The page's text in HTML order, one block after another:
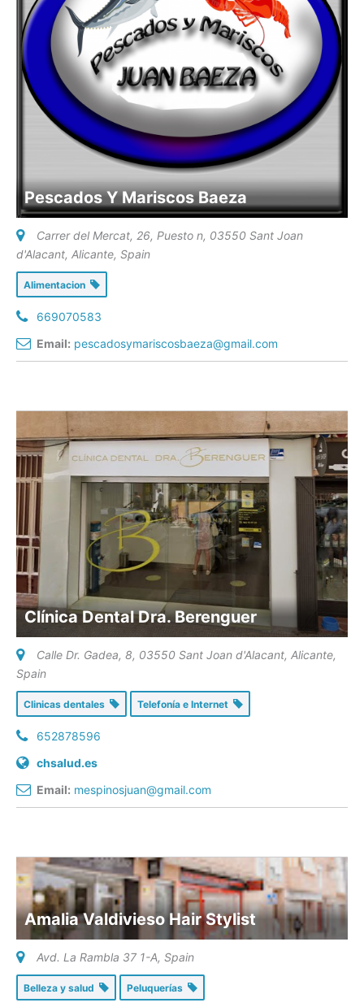
Pescados Y Mariscos Baeza
Carrer del Mercat, 26, Puesto n, 03550 Sant Joan
d'Alacant, Alicante, Spain
Alimentacion
669070583
Email: pescadosymariscosbaeza@gmail.com
Clínica Dental Dra. Berenguer
Calle Dr. Gadea, 8, 03550 Sant Joan d'Alacant, Alicante,
Spain
Clinicas dentales Telefonía e Internet
652878596
chsalud.es
Email: mespinosjuan@gmail.com
Amalia Valdivieso Hair Stylist
Avd. La Rambla 37 1-A, Spain
Belleza y salud Peluquerías